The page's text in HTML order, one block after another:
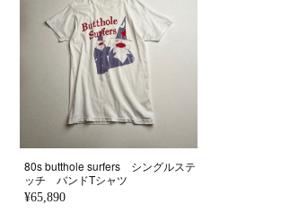
80s butthole surfers シングルステ
ッチ バンドTシャツ
¥65,890